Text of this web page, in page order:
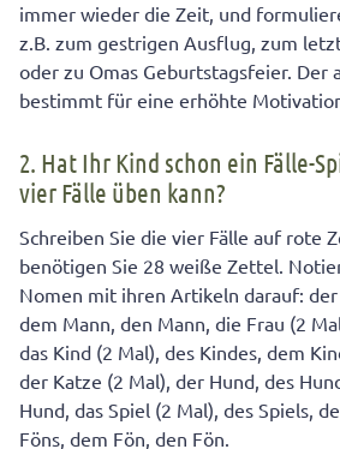
immer wieder die Zeit, und
z.B. zum gestrigen Ausflug, zum
oder zu Omas Geburtstagsfeier. Der
bestimmt für eine erhöhte
2. Hat Ihr Kind schon ein Fälle-
vier Fälle üben kann?
Schreiben Sie die vier Fälle auf rote
benötigen Sie 28 weiße Zettel.
Nomen mit ihren Artikeln darauf: der
dem Mann, den Mann, die Frau (2
das Kind (2 Mal), des Kindes, dem
der Katze (2 Mal), der Hund, des
Hund, das Spiel (2 Mal), des Spiels,
Föns, dem Fön, den Fön.